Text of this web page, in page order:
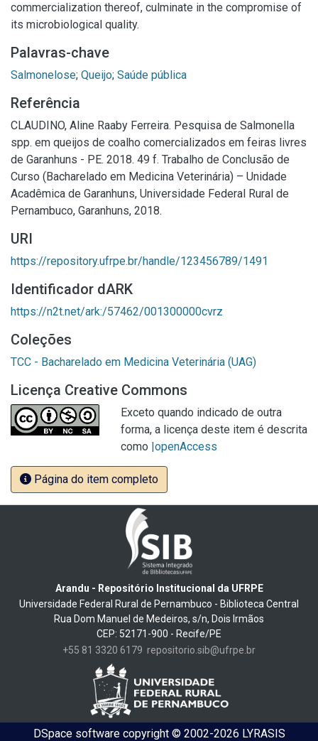
commercialization thereof, culminate in the compromise of
its microbiological quality.
Palavras-chave
Salmonelose; Queijo; Saúde pública
Referência
CLAUDINO, Aline Raaby Ferreira. Pesquisa de Salmonella
spp. em queijos de coalho comercializados em feiras livres
de Garanhuns - PE. 2018. 49 f. Trabalho de Conclusão de
Curso (Bacharelado em Medicina Veterinária) – Unidade
Acadêmica de Garanhuns, Universidade Federal Rural de
Pernambuco, Garanhuns, 2018.
URI
https://repository.ufrpe.br/handle/123456789/1491
Identificador dARK
https://n2t.net/ark:/57462/001300000cvrz
Coleções
TCC - Bacharelado em Medicina Veterinária (UAG)
Licença Creative Commons
Exceto quando indicado de outra
forma, a licença deste item é descrita
como |openAccess
Página do item completo
Arandu - Repositório Institucional da UFRPE
Universidade Federal Rural de Pernambuco - Biblioteca Central
Rua Dom Manuel de Medeiros, s/n, Dois Irmãos
CEP: 52171-900 - Recife/PE
+55 81 3320 6179 repositorio.sib@ufrpe.br
DSpace softwarecopyright © 2002-2026 LYRASIS